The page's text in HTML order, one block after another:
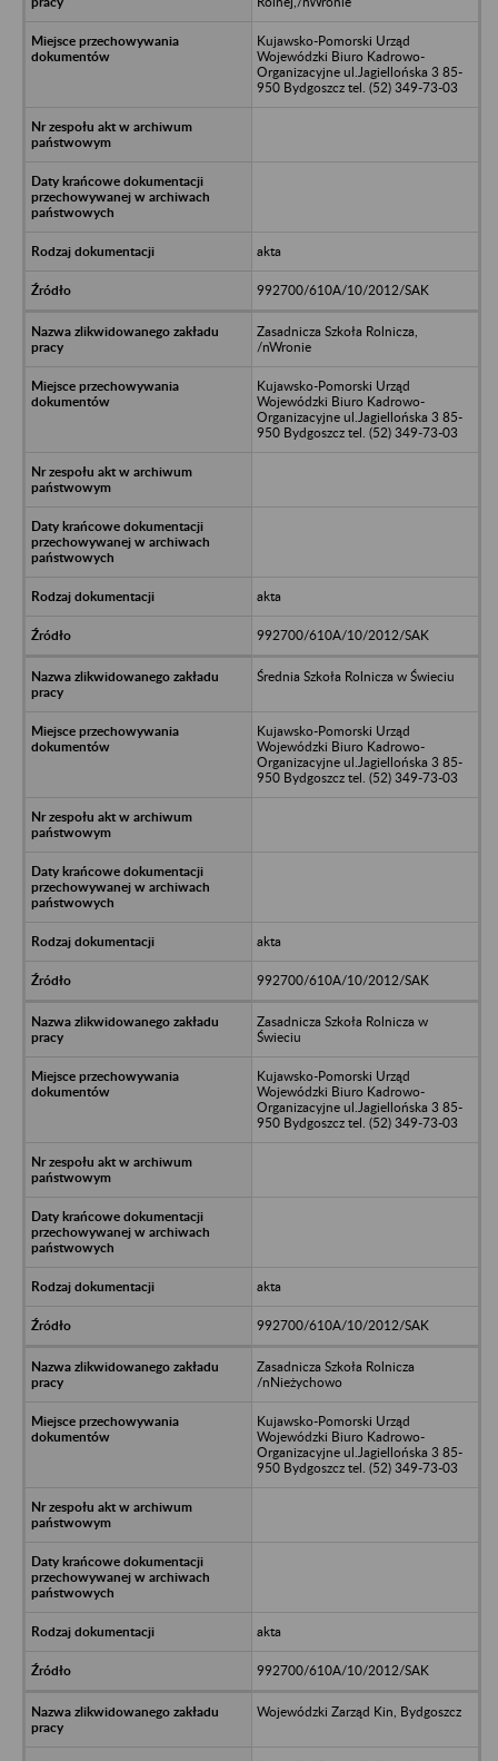
Kujawsko-Pomorski Urząd
Wojewódzki Biuro Kadrowo-
Organizacyjne ul.Jagiellońska 3 85-
950 Bydgoszcz tel. (52) 349-73-03
akta
992700/610A/10/2012/SAK
Zasadnicza Szkoła Rolnicza,
/nWronie
Kujawsko-Pomorski Urząd
Wojewódzki Biuro Kadrowo-
Organizacyjne ul.Jagiellońska 3 85-
950 Bydgoszcz tel. (52) 349-73-03
akta
992700/610A/10/2012/SAK
Średnia Szkoła Rolnicza w Świeciu
Kujawsko-Pomorski Urząd
Wojewódzki Biuro Kadrowo-
Organizacyjne ul.Jagiellońska 3 85-
950 Bydgoszcz tel. (52) 349-73-03
akta
992700/610A/10/2012/SAK
Zasadnicza Szkoła Rolnicza w
Świeciu
Kujawsko-Pomorski Urząd
Wojewódzki Biuro Kadrowo-
Organizacyjne ul.Jagiellońska 3 85-
950 Bydgoszcz tel. (52) 349-73-03
akta
992700/610A/10/2012/SAK
Zasadnicza Szkoła Rolnicza
/nNieżychowo
Kujawsko-Pomorski Urząd
Wojewódzki Biuro Kadrowo-
Organizacyjne ul.Jagiellońska 3 85-
950 Bydgoszcz tel. (52) 349-73-03
akta
992700/610A/10/2012/SAK
Wojewódzki Zarząd Kin, Bydgoszcz